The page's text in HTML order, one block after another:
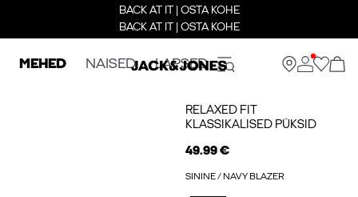
BACK AT IT | OSTA KOHE
BACK AT IT | OSTA KOHE
MEHED NAISED LAPSED
RELAXED FIT
KLASSIKALISED PÜKSID
49.99 €
SININE / NAVY BLAZER